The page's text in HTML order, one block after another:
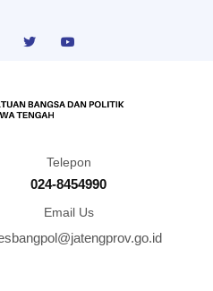
Telepon
024-8454990
Email Us